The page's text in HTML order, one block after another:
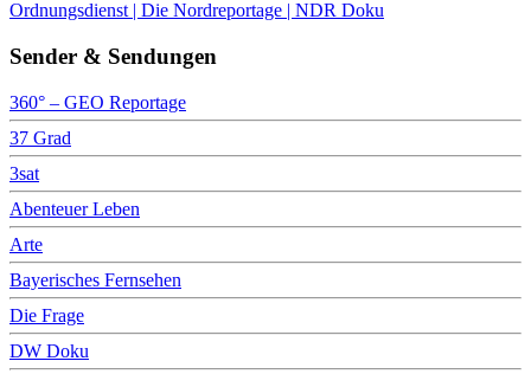
Ordnungsdienst | Die Nordreportage | NDR Doku
Sender & Sendungen
360° – GEO Reportage
37 Grad
3sat
Abenteuer Leben
Arte
Bayerisches Fernsehen
Die Frage
DW Doku